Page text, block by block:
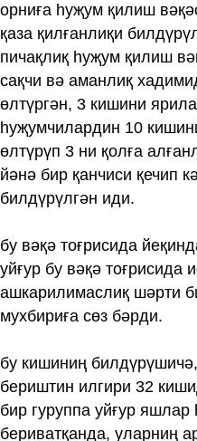
орниға һуҗум қилиш
қаза қилғанлиқи
пичақлиқ һуҗум қилиш
сақчи вә аманлиқ
өлтүргән, 3 кишини
һуҗумчилардин 10
өлтүрүп 3 ни қолға
йәнә бир қанчиси қечип
билдүрүлгән иди.
бу вәқә тоғрисида
уйғур бу вәқә тоғрисида
ашкарилимаслиқ шәрти
мухбириға сөз бәрди.
бу кишиниң
бериштин илгири 32
бир гуруппа уйғур
бериватқанда, уларниң